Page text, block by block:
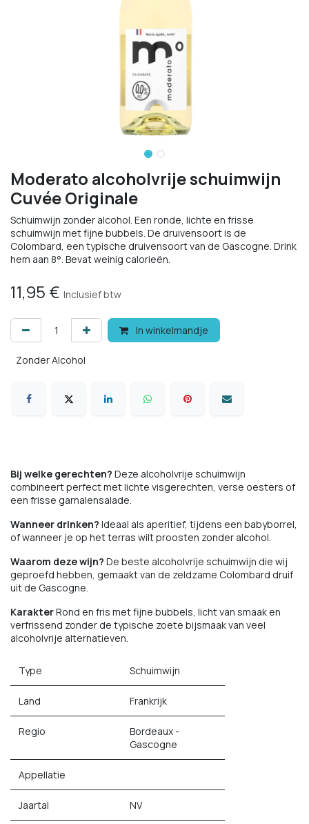
Moderato alcoholvrije schuimwijn
Cuvée Originale
Schuimwijn zonder alcohol. Een ronde, lichte en frisse
schuimwijn met fijne bubbels. De druivensoort is de
Colombard, een typische druivensoort van de Gascogne. Drink
hem aan 8°. Bevat weinig calorieën.
11,95 € Inclusief btw
In winkelmandje
Zonder Alcohol
Bij welke gerechten? Deze alcoholvrije schuimwijn
combineert perfect met lichte visgerechten, verse oesters of
een frisse garnalensalade.
Wanneer drinken? Ideaal als aperitief, tijdens een babyborrel,
of wanneer je op het terras wilt proosten zonder alcohol.
Waarom deze wijn? De beste alcoholvrije schuimwijn die wij
geproefd hebben, gemaakt van de zeldzame Colombard druif
uit de Gascogne.
KarakterRond en fris met fijne bubbels, licht van smaak en
verfrissend zonder de typische zoete bijsmaak van veel
alcoholvrije alternatieven.
Type Schuimwijn
Land Frankrijk
Regio
Bordeaux -
Gascogne
Appellatie
Jaartal NV